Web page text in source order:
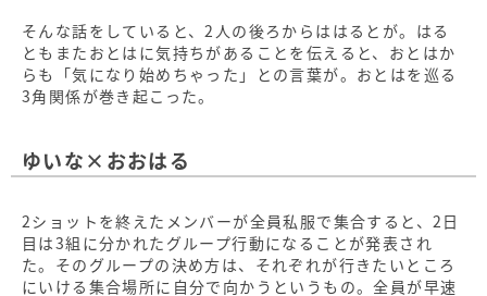
そんな話をしていると、2人の後ろからははるとが。はる
ともまたおとはに気持ちがあることを伝えると、おとはか
らも「気になり始めちゃった」との言葉が。おとはを巡る
3角関係が巻き起こった。
ゆいな×おおはる
2ショットを終えたメンバーが全員私服で集合すると、2日
目は3組に分かれたグループ行動になることが発表され
た。そのグループの決め方は、それぞれが行きたいところ
にいける集合場所に自分で向かうというもの。全員が早速